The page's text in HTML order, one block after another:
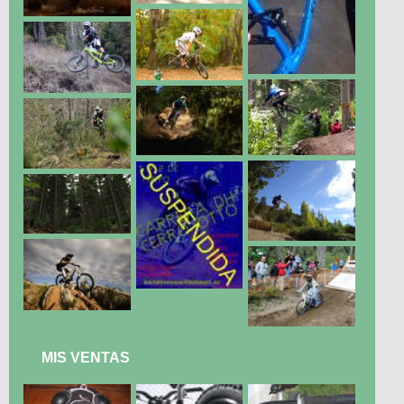
MIS VENTAS